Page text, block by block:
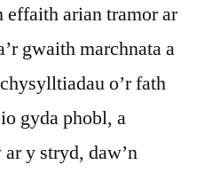
effaith arian tramor ar
gwaith marchnata a
o’r fath
gyda phobl, a
y stryd, daw’n